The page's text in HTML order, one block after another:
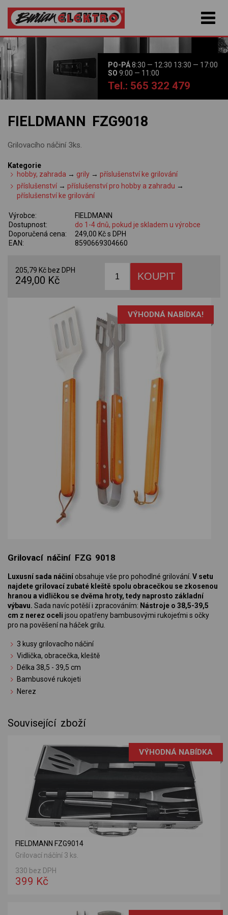
PO-PÁ8:30 — 12:30 13:30 — 17:00
SO 9:00 — 11:00
Tel.: 565 322 479
FIELDMANN FZG9018
Grilovacího náčiní 3ks.
Kategorie
hobby, zahrada → grily →příslušenství ke grilování
příslušenství →příslušenství pro hobby a zahradu →
příslušenství ke grilování
Výrobce:
FIELDMANN
Dostupnost:
do 1-4 dnů, pokud je skladem u výrobce
Doporučená cena:
249,00 Kč s DPH
EAN:
8590669304660
205,79 Kč bez DPH
249,00 Kč
VÝHODNÁ NABÍDKA!
Grilovací náčiní FZG 9018
Luxusní sada náčiníobsahuje vše pro pohodlné grilování. V setu
najdete grilovací zubaté kleště spolu obracečkou se zkosenou
hranou a vidličkou se dvěma hroty, tedy naprosto základní
výbavu. Sada navíc potěší i zpracováním: Nástroje o 38,5-39,5
cm z nerez oceli jsou opatřeny bambusovými rukojeťmi s očky
pro na pověšení na háček grilu.
3 kusy grilovacího náčiní
Vidlička, obracečka, kleště
Délka 38,5 - 39,5 cm
Bambusové rukojeti
Nerez
Související zboží
VÝHODNÁ NABÍDKA
FIELDMANN FZG9014
Grilovací náčíní 3 ks.
330 bez DPH
399 Kč